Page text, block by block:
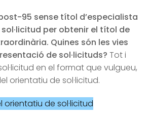
95 sense títol d’especialista
per obtenir el títol de
Quines són les vies
de sol·licituds? Tot i
en el format que vulgueu,
orientatiu de sol·licitud.
orientatiu de sol·licitud